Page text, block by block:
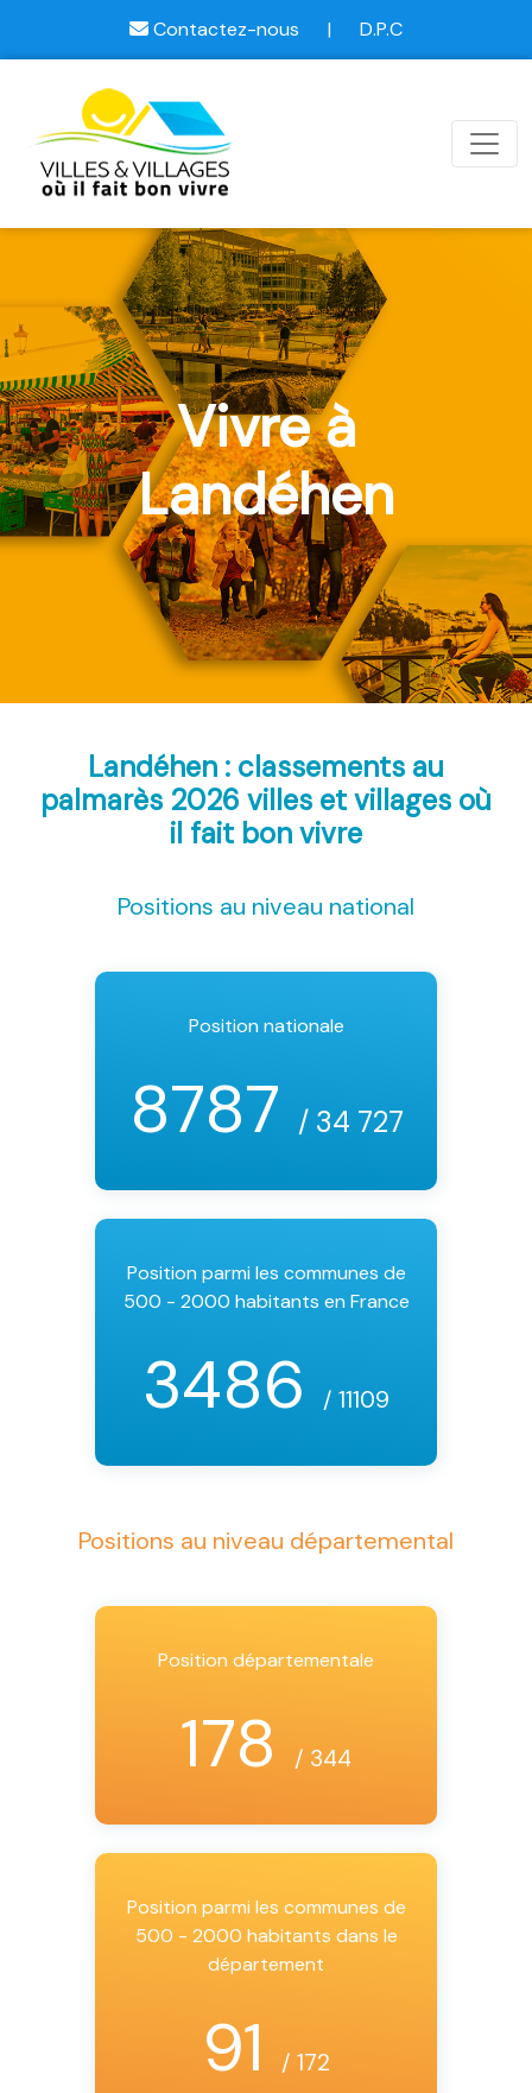
Contactez-nous | D.P.C
Vivre à
Landéhen
Landéhen : classements au
palmarès 2026 villes et villages où
il fait bon vivre
Positions au niveau national
Position nationale
8787 / 34 727
Position parmi les communes de
500 - 2000 habitants en France
3486 / 11109
Positions au niveau départemental
Position départementale
178 / 344
Position parmi les communes de
500 - 2000 habitants dans le
département
91 / 172